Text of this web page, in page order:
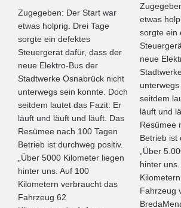
Zugegeben: Der Start war
etwas holprig. Drei Tage
sorgte ein defektes
Steuergerät dafür, dass der
neue Elektro-Bus der
Stadtwerke Osnabrück nicht
unterwegs sein konnte. Doch
seitdem lautet das Fazit: Er
läuft und läuft und läuft. Das
Resümee nach 100 Tagen
Betrieb ist durchweg positiv.
„Über 5000 Kilometer liegen
hinter uns. Auf 100
Kilometern verbraucht das
Fahrzeug 62
etwas
sorgte ein
neue
seitdem
läuft und
Resümee
Betrieb ist
„Über
hinter
Fahrzeug